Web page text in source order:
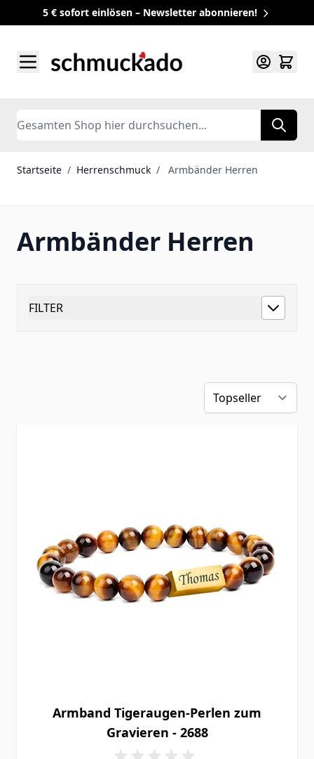
5 € sofort einlösen – Newsletter abonnieren!
Search
Startseite / Herrenschmuck / Armbänder Herren
Armbänder Herren
FILTER
Armband Tigeraugen-Perlen zum
Gravieren - 2688